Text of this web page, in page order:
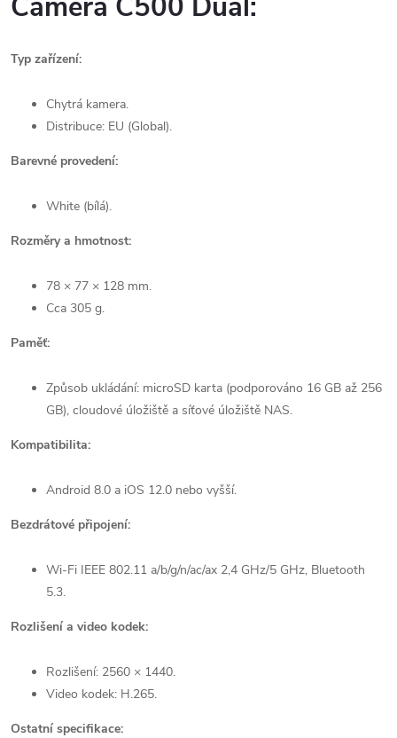
Typ zařízení:
Chytrá kamera.
Distribuce: EU (Global).
Barevné provedení:
White (bílá).
Rozměry a hmotnost:
78 × 77 × 128 mm.
Cca 305 g.
Paměť:
Způsob ukládání: microSD karta (podporováno 16 GB až 256
GB), cloudové úložiště a síťové úložiště NAS.
Kompatibilita:
Android 8.0 a iOS 12.0 nebo vyšší.
Bezdrátové připojení:
Wi-Fi IEEE 802.11 a/b/g/n/ac/ax 2,4 GHz/5 GHz, Bluetooth
5.3.
Rozlišení a video kodek:
Rozlišení: 2560 × 1440.
Video kodek: H.265.
Ostatní specifikace: